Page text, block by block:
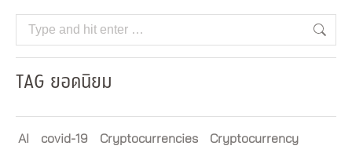
Search:
TAG ยอดนิยม
AI covid-19 Cryptocurrencies
Cryptocurrency